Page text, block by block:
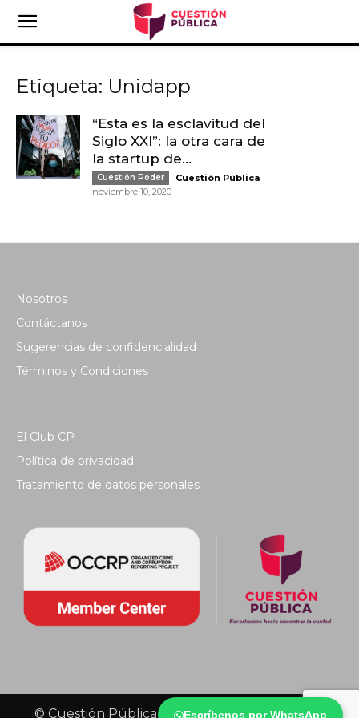
Escríbenos por WhatsApp
Etiqueta: Unidapp
“Esta es la esclavitud del
Siglo XXI”: la otra cara de
la startup de...
Cuestión Poder Cuestión Pública -
noviembre 10, 2020
Nosotros
Contáctanos
Sugerencias de confidencialidad
Términos y Condiciones
El Club CP
Política de privacidad
Tratamiento de datos personales
© Cuestión Pública 2018 - Todos los derechos